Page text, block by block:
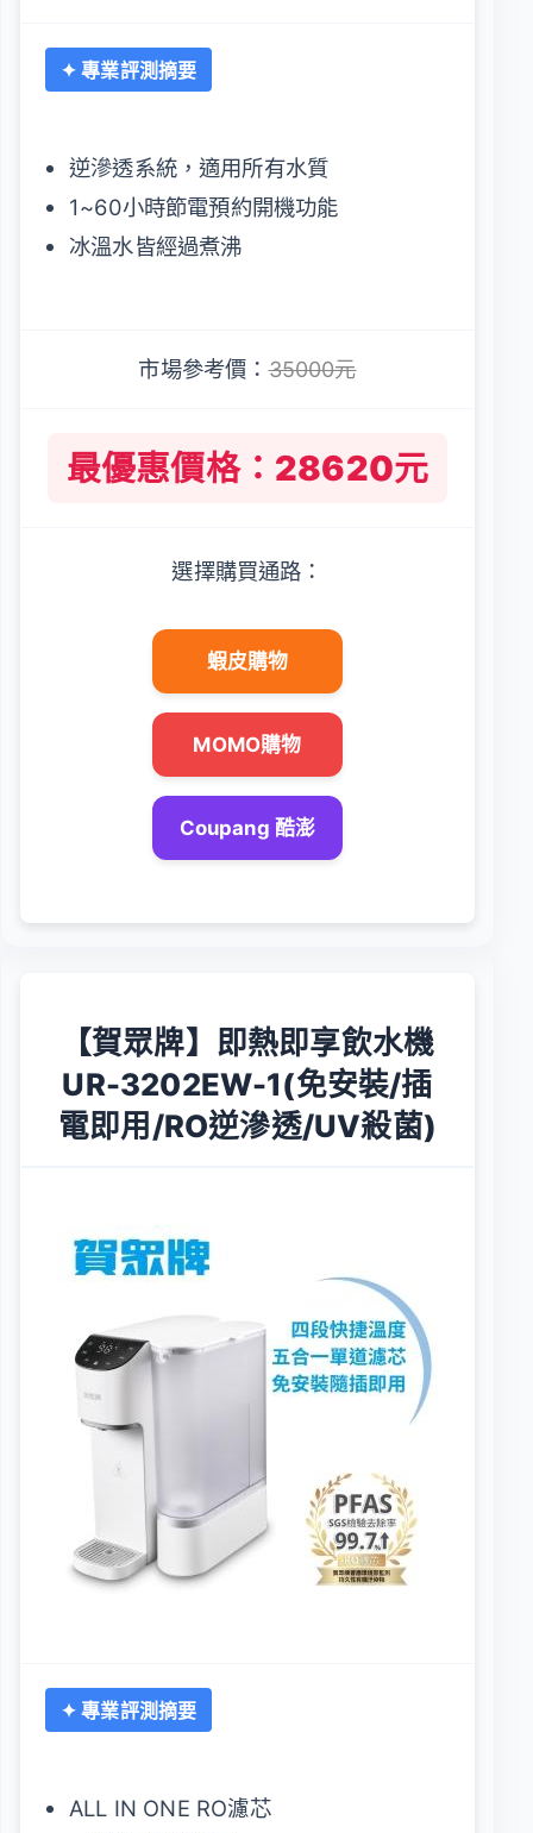
✦ 專業評測摘要
逆滲透系統，適用所有水質
1~60小時節電預約開機功能
冰溫水皆經過煮沸
市場參考價：35000元
最優惠價格：28620元
選擇購買通路：
蝦皮購物
MOMO購物
Coupang 酷澎
【賀眾牌】即熱即享飲水機
UR-3202EW-1(免安裝/插
電即用/RO逆滲透/UV殺菌)
✦ 專業評測摘要
ALL IN ONE RO濾芯